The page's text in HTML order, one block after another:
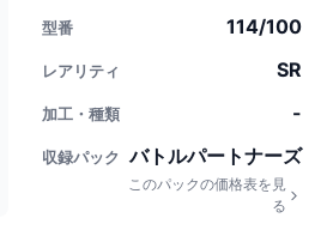
型番 114/100
レアリティ SR
加工・種類 -
収録パック バトルパートナーズ
このパックの価格表を見
る